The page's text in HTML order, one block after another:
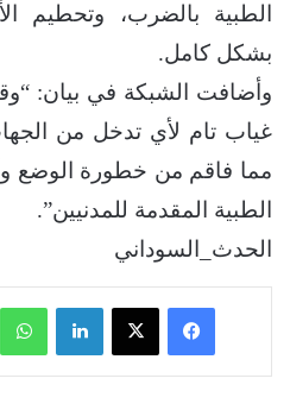
الطبية بالضرب، وتحطيم
بشكل كامل.
وأضافت الشبكة في بيان:
غياب تام لأي تدخل من
مما فاقم من خطورة الوضع
الطبية المقدمة للمدنيين”.
الحدث_السوداني
فيسبوك ‫X لينكدإن